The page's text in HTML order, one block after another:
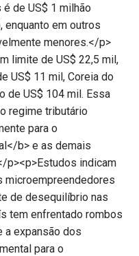
de US$ 1 milhão
enquanto em outros
menores.</p>
limite de US$ 22,5 mil,
US$ 11 mil, Coreia do
de US$ 104 mil. Essa
regime tributário
para o
b> e as demais
p><p>Estudos indicam
microempreendedores
de desequilíbrio nas
tem enfrentado rombos
a expansão dos
para o